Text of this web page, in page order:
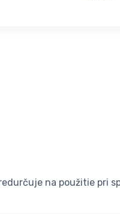
na použitie pri